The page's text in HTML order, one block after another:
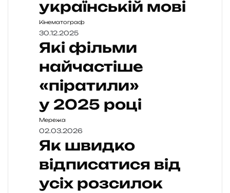
українській мові
Кінематограф
30.12.2025
Які фільми
найчастіше
«піратили»
у 2025 році
Мережа
02.03.2026
Як швидко
відписатися від
усіх розсилок